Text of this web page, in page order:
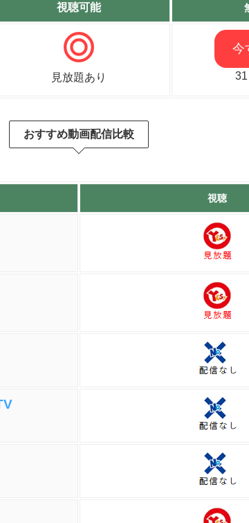
視聴可能
見放題あり
今
おすすめ動画配信比較
視聴